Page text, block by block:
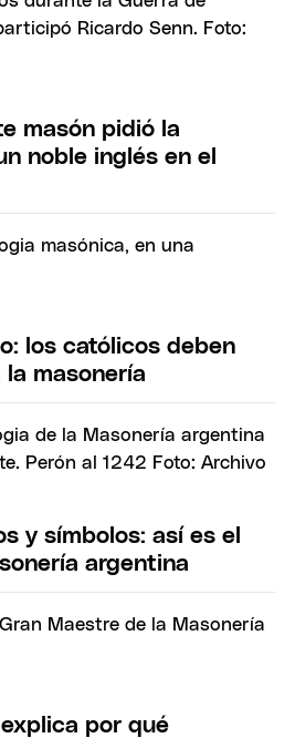
masón pidió la
noble inglés en el
los católicos deben
masonería
y símbolos: así es el
argentina
por qué